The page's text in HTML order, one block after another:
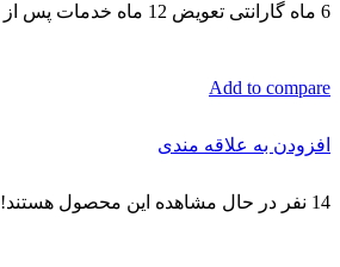
6 ماه گارانتی تعویض 12 ماه خدمات پس از فروش
Add to compare
افزودن به علاقه مندی
14 نفر در حال مشاهده این محصول هستند!